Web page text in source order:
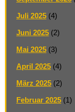
Juli 2025 (4)
Juni 2025 (2)
Mai 2025 (3)
April 2025 (4)
März 2025 (2)
Februar 2025 (1)